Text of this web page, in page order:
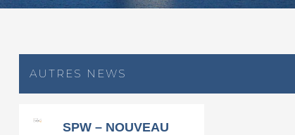
AUTRES NEWS
SPW – NOUVEAU